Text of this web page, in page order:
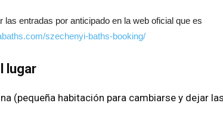
las entradas por anticipado en la web oficial que es
szechenyi-baths-booking/
lugar
(pequeña habitación para cambiarse y dejar